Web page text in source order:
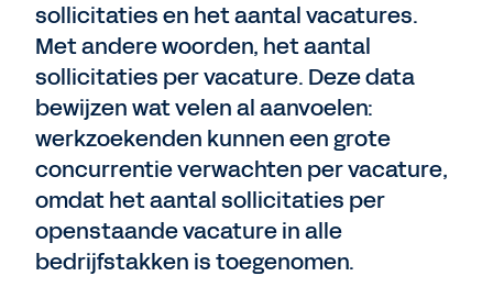
sollicitaties en het aantal vacatures.
Met andere woorden, het aantal
sollicitaties per vacature. Deze data
bewijzen wat velen al aanvoelen:
werkzoekenden kunnen een grote
concurrentie verwachten per vacature,
omdat het aantal sollicitaties per
openstaande vacature in alle
bedrijfstakken is toegenomen.